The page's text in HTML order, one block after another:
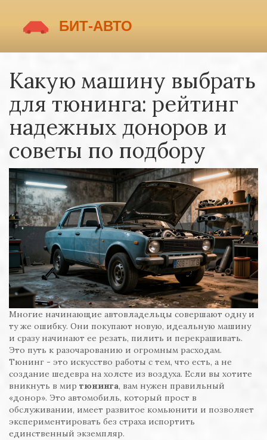
Какую машину выбрать
для тюнинга: рейтинг
надежных доноров и
советы по подбору
Многие начинающие автовладельцы совершают одну и
ту же ошибку. Они покупают новую, идеальную машину
и сразу начинают ее резать, пилить и перекрашивать.
Это путь к разочарованию и огромным расходам.
Тюнинг - это искусство работы с тем, что есть, а не
создание шедевра на холсте из воздуха. Если вы хотите
вникнуть в мир тюнинга, вам нужен правильный
«донор». Это автомобиль, который прост в
обслуживании, имеет развитое комьюнити и позволяет
экспериментировать без страха испортить
единственный экземпляр.